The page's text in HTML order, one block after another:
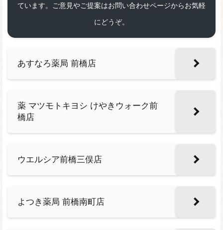
ています。ご意見やご提案はお問い合わせページからお気軽
にどうぞ。
あすなろ薬局 前橋店
薬 マツモトキヨシ けやきウォーク前
橋店
ウエルシア前橋三俣店
よつき薬局 前橋南町店